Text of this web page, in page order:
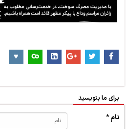
برای ما بنویسید
نام *